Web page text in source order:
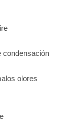
condensación
olores